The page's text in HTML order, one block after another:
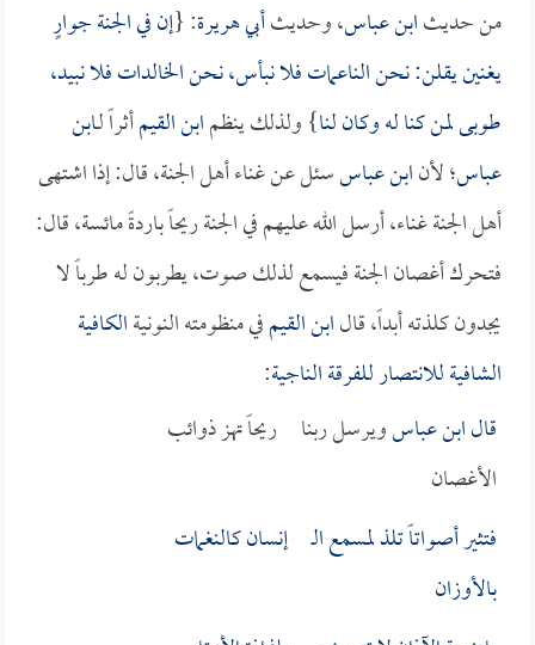
من حديثابن عباس، وحديثأبي هريرة: {إن في الجنة جوارٍ
يغنين يقلن: نحن الناعمات فلا نبأس، نحن الخالدات فلا نبيد،
طوبى لمن كنا له وكان لنا} ولذلك ينظمابن القيمأثراً لـابن
عباس؛ لأنابن عباسسئل عن غناء أهل الجنة، قال: إذا اشتهى
أهل الجنة غناء، أرسل الله عليهم في الجنة ريحاً باردةً مائسة، قال:
فتحرك أغصان الجنة فيسمع لذلك صوت، يطربون له طرباً لا
يجدون كلذته أبداً، قالابن القيمفي منظومته النونيةالكافية
الشافية للانتصار للفرقة الناجية:
قالابن عباسويرسل ربنا ريحاً تهز ذوائب
الأغصان
فتثير أصواتاً تلذ لمسمع الـ إنسان كالنغمات
بالأوزان